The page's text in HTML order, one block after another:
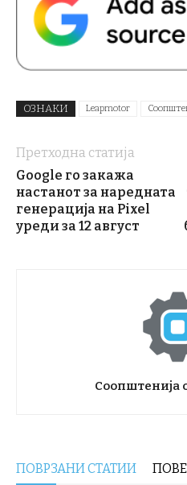
ОЗНАКИ Leapmotor
Претходна статија
Google го закажа
настанот за наредната
генерација на Pixel
уреди за 12 август
Соопштенија
ПОВРЗАНИ СТАТИИ